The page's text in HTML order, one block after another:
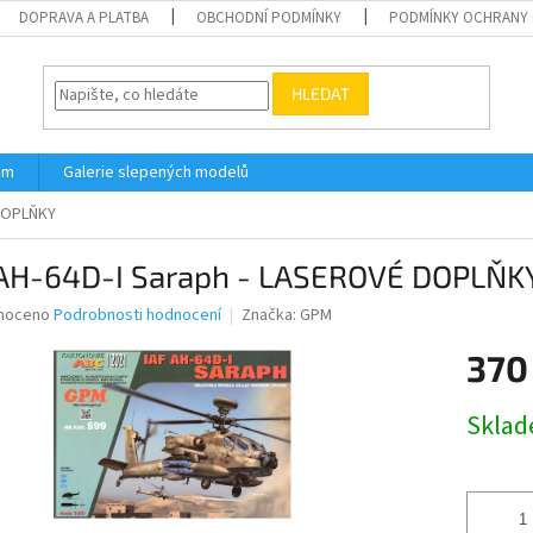
DOPRAVA A PLATBA OBCHODNÍ PODMÍNKY PODMÍNKY OCHRANY
HLEDAT
Galerie slepených modelů
64D-I Saraph - LASEROVÉ
Podrobnosti hodnocení Značka: GPM
cena: